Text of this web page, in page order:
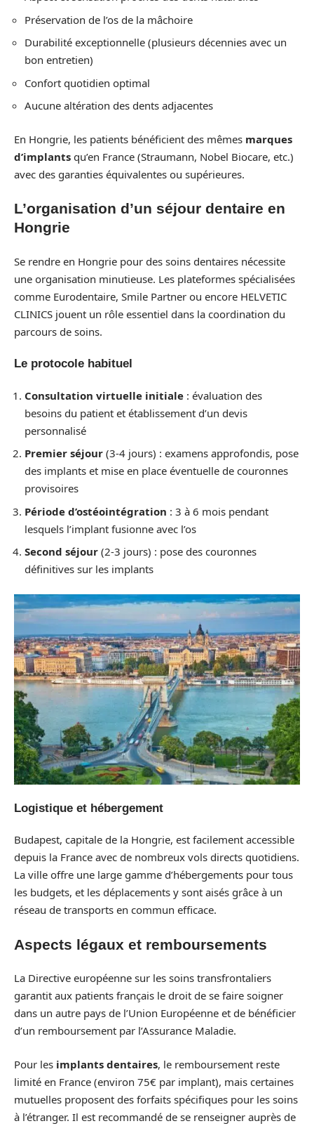
Préservation de l’os de la mâchoire
Durabilité exceptionnelle (plusieurs décennies avec un
bon entretien)
Confort quotidien optimal
Aucune altération des dents adjacentes
En Hongrie, les patients bénéficient des mêmes marques
d’implants qu’en France (Straumann, Nobel Biocare, etc.)
avec des garanties équivalentes ou supérieures.
L’organisation d’un séjour dentaire en
Hongrie
Se rendre en Hongrie pour des soins dentaires nécessite
une organisation minutieuse. Les plateformes spécialisées
comme Eurodentaire, Smile Partner ou encore HELVETIC
CLINICS jouent un rôle essentiel dans la coordination du
parcours de soins.
Le protocole habituel
Consultation virtuelle initiale : évaluation des
besoins du patient et établissement d’un devis
personnalisé
Premier séjour (3-4 jours) : examens approfondis, pose
des implants et mise en place éventuelle de couronnes
provisoires
Période d’ostéointégration : 3 à 6 mois pendant
lesquels l’implant fusionne avec l’os
Second séjour (2-3 jours) : pose des couronnes
définitives sur les implants
Logistique et hébergement
Budapest, capitale de la Hongrie, est facilement accessible
depuis la France avec de nombreux vols directs quotidiens.
La ville offre une large gamme d’hébergements pour tous
les budgets, et les déplacements y sont aisés grâce à un
réseau de transports en commun efficace.
Aspects légaux et remboursements
La Directive européenne sur les soins transfrontaliers
garantit aux patients français le droit de se faire soigner
dans un autre pays de l’Union Européenne et de bénéficier
d’un remboursement par l’Assurance Maladie.
Pour les implants dentaires, le remboursement reste
limité en France (environ 75€ par implant), mais certaines
mutuelles proposent des forfaits spécifiques pour les soins
à l’étranger. Il est recommandé de se renseigner auprès de